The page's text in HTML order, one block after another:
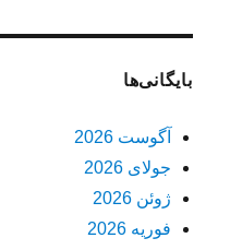
بایگانی‌ها
آگوست 2026
جولای 2026
ژوئن 2026
فوریه 2026